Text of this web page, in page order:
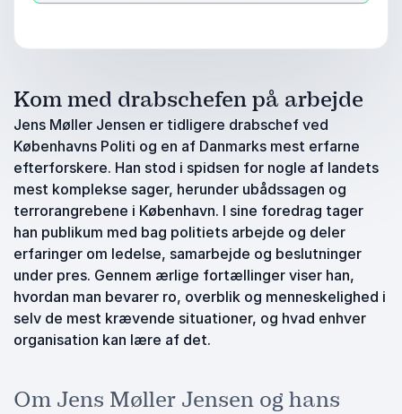
Kom med drabschefen på arbejde
Jens Møller Jensen er tidligere drabschef ved
Københavns Politi og en af Danmarks mest erfarne
efterforskere. Han stod i spidsen for nogle af landets
mest komplekse sager, herunder ubådssagen og
terrorangrebene i København. I sine foredrag tager
han publikum med bag politiets arbejde og deler
erfaringer om ledelse, samarbejde og beslutninger
under pres. Gennem ærlige fortællinger viser han,
hvordan man bevarer ro, overblik og menneskelighed i
selv de mest krævende situationer, og hvad enhver
organisation kan lære af det.
Om Jens Møller Jensen og hans